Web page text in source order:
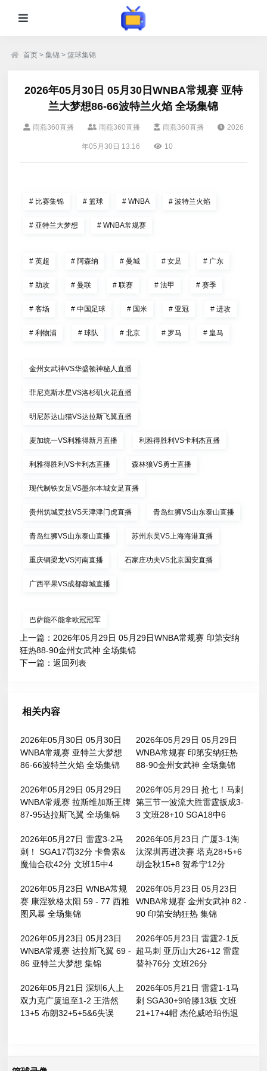
首页 >集锦 >篮球集锦
2026年05月30日 05月30日WNBA常规赛 亚特
兰大梦想86-66波特兰火焰 全场集锦
雨燕360直播 雨燕360直播 雨燕360直播 2026
年05月30日 13:16 10
# 比赛集锦 # 篮球 # WNBA # 波特兰火焰
# 亚特兰大梦想 # WNBA常规赛
# 英超 # 阿森纳 # 曼城 # 女足 # 广东
# 助攻 # 曼联 # 联赛 # 法甲 # 赛季
# 客场 # 中国足球 # 国米 # 亚冠 # 进攻
# 利物浦 # 球队 # 北京 # 罗马 # 皇马
金州女武神VS华盛顿神秘人直播
菲尼克斯水星VS洛杉矶火花直播
明尼苏达山猫VS达拉斯飞翼直播
麦加统一VS利雅得新月直播 利雅得胜利VS卡利杰直播
利雅得胜利VS卡利杰直播 森林狼VS勇士直播
现代制铁女足VS墨尔本城女足直播
贵州筑城竞技VS天津津门虎直播 青岛红狮VS山东泰山直播
青岛红狮VS山东泰山直播 苏州东吴VS上海海港直播
重庆铜梁龙VS河南直播 石家庄功夫VS北京国安直播
广西平果VS成都蓉城直播
巴萨能不能拿欧冠冠军
上一篇： 2026年05月29日 05月29日WNBA常规赛 印第安纳
狂热88-90金州女武神 全场集锦
下一篇：返回列表
相关内容
2026年05月30日 05月30日
WNBA常规赛 亚特兰大梦想
86-66波特兰火焰 全场集锦
2026年05月29日 05月29日
WNBA常规赛 印第安纳狂热
88-90金州女武神 全场集锦
2026年05月29日 05月29日
WNBA常规赛 拉斯维加斯王牌
87-95达拉斯飞翼 全场集锦
2026年05月29日 抢七！马刺
第三节一波流大胜雷霆扳成3-
3 文班28+10 SGA18中6
2026年05月27日 雷霆3-2马
刺！ SGA17罚32分 卡鲁索&
魔仙合砍42分 文班15中4
2026年05月23日 广厦3-1淘
汰深圳再进决赛 塔克28+5+6
胡金秋15+8 贺希宁12分
2026年05月23日 WNBA常规
赛 康涅狄格太阳 59 - 77 西雅
图风暴 全场集锦
2026年05月23日 05月23日
WNBA常规赛 金州女武神 82 -
90 印第安纳狂热 集锦
2026年05月23日 05月23日
WNBA常规赛 达拉斯飞翼 69 -
86 亚特兰大梦想 集锦
2026年05月23日 雷霆2-1反
超马刺 亚历山大26+12 雷霆
替补76分 文班26分
2026年05月21日 深圳6人上
双力克广厦追至1-2 王浩然
13+5 布朗32+5+5&6失误
2026年05月21日 雷霆1-1马
刺 SGA30+9哈滕13板 文班
21+17+4帽 杰伦威哈珀伤退